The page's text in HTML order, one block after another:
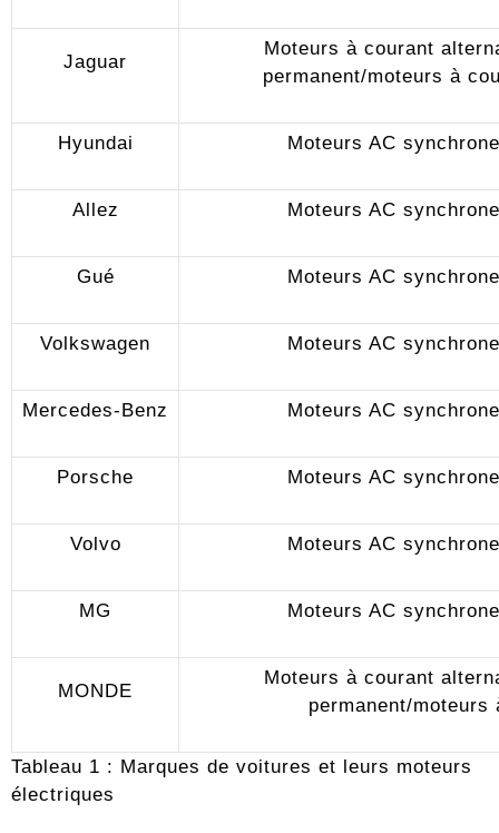
Jaguar
Moteurs à courant
permanent/moteurs à
Hyundai Moteurs AC
Allez Moteurs AC
Gué Moteurs AC
Volkswagen Moteurs AC
Mercedes-Benz Moteurs AC
Porsche Moteurs AC
Volvo Moteurs AC
MG Moteurs AC
MONDE
Moteurs à courant
permanent/
Tableau 1 : Marques de voitures et leurs moteurs
électriques